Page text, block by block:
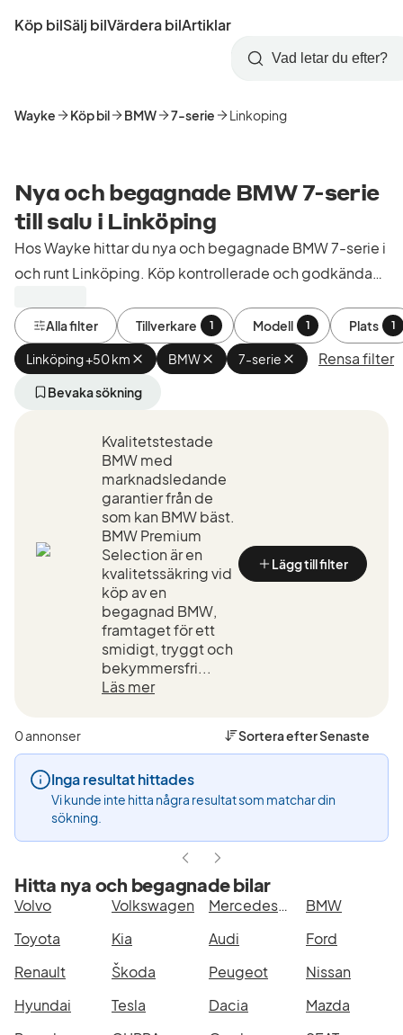
till
Startsida
Köp bilSälj bilVärdera bilArtiklar
Skapa
konto
Logga
in
Sök
Wayke Köp bil BMW 7-serie Linkoping
Nya och begagnade BMW 7-serie
till salu i Linköping
Hos Wayke hittar du nya och begagnade BMW 7-serie i
och runt Linköping. Köp kontrollerade och godkända
Alla filter Tillverkare 1 Modell 1 Plats 1
Linköping +50 km Ta
bort
aktivt
+50
km
(Plats)
BMW Ta
bort
(Tillverkare)
7-serie Ta
bort
Rensa filter
Bevaka sökning
Kvalitetstestade
BMW med
marknadsledande
garantier från de
som kan BMW bäst.
BMW Premium
Selection är en
kvalitetssäkring vid
köp av en
begagnad BMW,
framtaget för ett
smidigt, tryggt och
bekymmersfri...
Läs mer
Lägg till filter
0 annonser Sortera efterSenaste
Inga resultat hittades
Vi kunde inte hitta några resultat som matchar din
sökning.
Hitta nya och begagnade bilar
Volvo Volkswagen Mercedes-Benz
BMW
Toyota
Kia Audi
Ford
Renault
Škoda Peugeot
Nissan
Hyundai
Tesla Dacia
Mazda